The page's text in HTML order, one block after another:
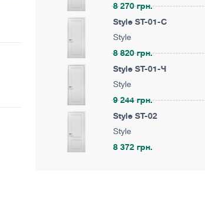
8 270 грн.
Style ST-01-С
Style
8 820 грн.
Style ST-01-Ч
Style
9 244 грн.
Style ST-02
Style
8 372 грн.